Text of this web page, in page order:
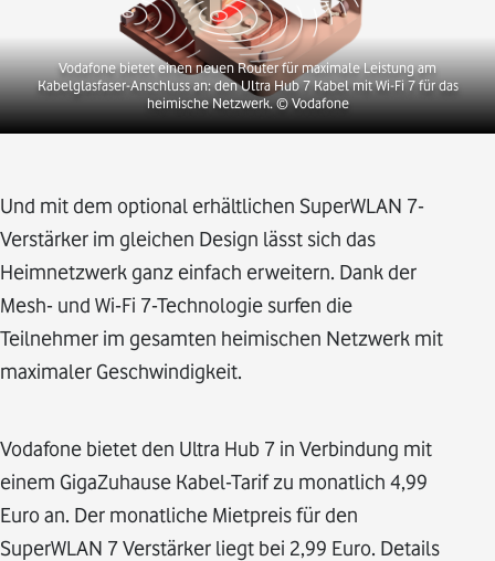
Vodafone bietet einen neuen Router für maximale Leistung am
Kabelglasfaser-Anschluss an: den Ultra Hub 7 Kabel mit Wi-Fi 7 für das
heimische Netzwerk. © Vodafone
Und mit dem optional erhältlichen SuperWLAN 7-
Verstärker im gleichen Design lässt sich das
Heimnetzwerk ganz einfach erweitern. Dank der
Mesh- und Wi-Fi 7-Technologie surfen die
Teilnehmer im gesamten heimischen Netzwerk mit
maximaler Geschwindigkeit.
Vodafone bietet den Ultra Hub 7 in Verbindung mit
einem GigaZuhause Kabel-Tarif zu monatlich 4,99
Euro an. Der monatliche Mietpreis für den
SuperWLAN 7 Verstärker liegt bei 2,99 Euro. Details